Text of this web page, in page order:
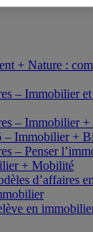
+ Nature :
– Immobilier
– Immobilier
– Immobilier +
– Penser
+ Mobilité
d’affaires
en